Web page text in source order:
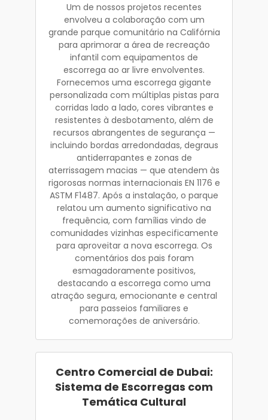
Um de nossos projetos recentes
envolveu a colaboração com um
grande parque comunitário na Califórnia
para aprimorar a área de recreação
infantil com equipamentos de
escorrega ao ar livre envolventes.
Fornecemos uma escorrega gigante
personalizada com múltiplas pistas para
corridas lado a lado, cores vibrantes e
resistentes à desbotamento, além de
recursos abrangentes de segurança —
incluindo bordas arredondadas, degraus
antiderrapantes e zonas de
aterrissagem macias — que atendem às
rigorosas normas internacionais EN 1176 e
ASTM F1487. Após a instalação, o parque
relatou um aumento significativo na
frequência, com famílias vindo de
comunidades vizinhas especificamente
para aproveitar a nova escorrega. Os
comentários dos pais foram
esmagadoramente positivos,
destacando a escorrega como uma
atração segura, emocionante e central
para passeios familiares e
comemorações de aniversário.
Centro Comercial de Dubai:
Sistema de Escorregas com
Temática Cultural